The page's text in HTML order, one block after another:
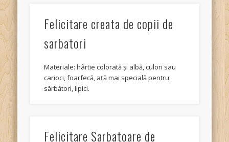
Felicitare creata de copii de
sarbatori
Materiale: hârtie colorată și albă, culori sau
carioci, foarfecă, ață mai specială pentru
sărbători, lipici.
Felicitare Sarbatoare de